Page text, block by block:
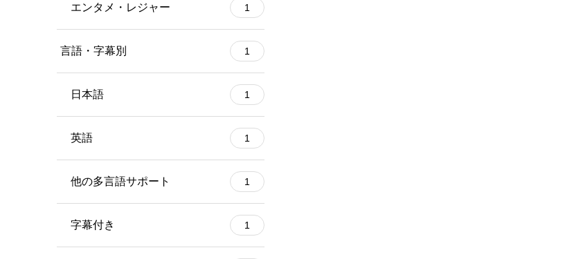
エンタメ・レジャー 1
言語・字幕別 1
日本語 1
英語 1
他の多言語サポート 1
字幕付き 1